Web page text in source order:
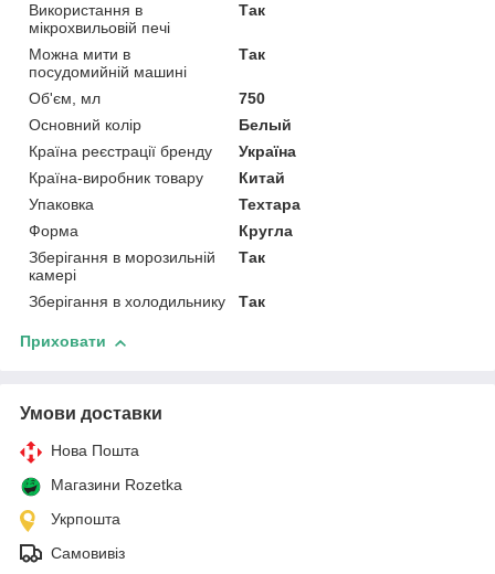
Використання в
мікрохвильовій печі
Так
Можна мити в
посудомийній машині
Так
Об'єм, мл
750
Основний колір
Белый
Країна реєстрації бренду
Україна
Країна-виробник товару
Китай
Упаковка
Техтара
Форма
Кругла
Зберігання в морозильній
камері
Так
Зберігання в холодильнику Так
Приховати
Умови доставки
Нова Пошта
Магазини Rozetka
Укрпошта
Самовивіз